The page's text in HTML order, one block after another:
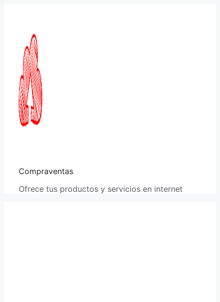
Compraventas
Ofrece tus productos y servicios en internet